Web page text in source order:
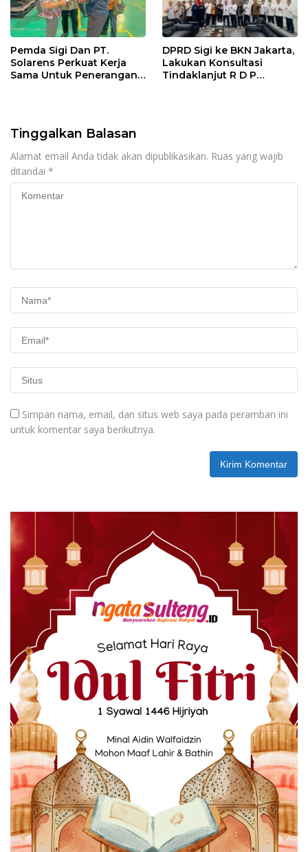
Pemda Sigi Dan PT.
Solarens Perkuat Kerja
Sama Untuk Penerangan
DPRD Sigi ke BKN Jakarta,
Lakukan Konsultasi
Tindaklanjut R D P
Tinggalkan Balasan
Alamat email Anda tidak akan dipublikasikan. Ruas yang wajib
ditandai *
Simpan nama, email, dan situs web saya pada peramban ini
untuk komentar saya berikutnya.